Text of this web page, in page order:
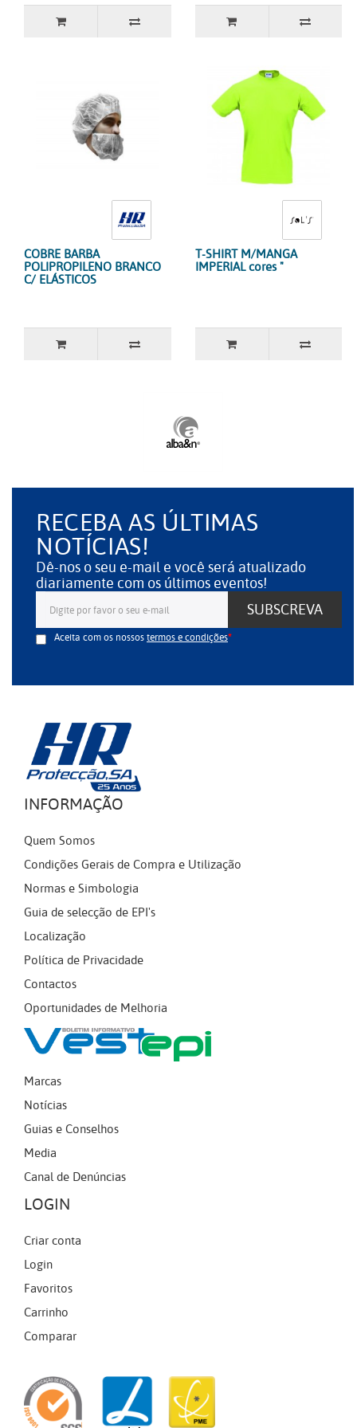
COBRE BARBA
POLIPROPILENO BRANCO
C/ ELÁSTICOS
T-SHIRT M/MANGA
IMPERIAL cores "
RECEBA AS ÚLTIMAS
NOTÍCIAS!
Dê-nos o seu e-mail e você será atualizado
diariamente com os últimos eventos!
SUBSCREVA
Aceita com os nossostermos e condições
INFORMAÇÃO
Quem Somos
Condições Gerais de Compra e Utilização
Normas e Simbologia
Guia de selecção de EPI's
Localização
Política de Privacidade
Contactos
Oportunidades de Melhoria
Marcas
Notícias
Guias e Conselhos
Media
Canal de Denúncias
LOGIN
Criar conta
Login
Favoritos
Carrinho
Comparar